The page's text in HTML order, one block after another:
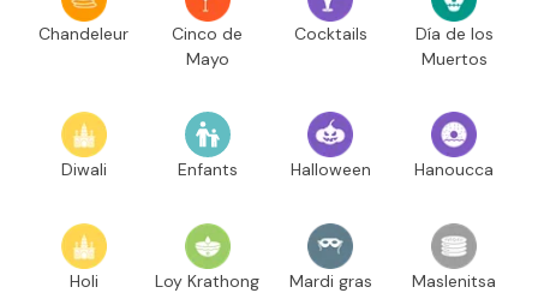
Chandeleur
Cinco de
Mayo
Cocktails
Día de los
Muertos
Diwali Enfants Halloween Hanoucca
Holi Loy Krathong Mardi gras Maslenitsa